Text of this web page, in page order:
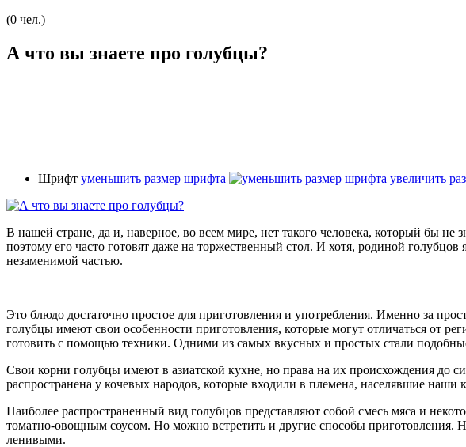
(0 чел.)
А что вы знаете про голубцы?
Шрифт уменьшить размер шрифта увеличить
В нашей стране, да и, наверное, во всем мире, нет такого человека, который бы
поэтому его часто готовят даже на торжественный стол. И хотя, родиной
незаменимой частью.
Это блюдо достаточно простое для приготовления и употребления. Именно за
голубцы имеют свои особенности приготовления, которые могут отличаться от
готовить с помощью техники. Одними из самых вкусных и простых стали
Свои корни голубцы имеют в азиатской кухне, но права на их происхождения до
распространена у кочевых народов, которые входили в племена, населявшие наши
Наиболее распространенный вид голубцов представляют собой смесь мяса и
томатно-овощным соусом. Но можно встретить и другие способы
ленивыми.